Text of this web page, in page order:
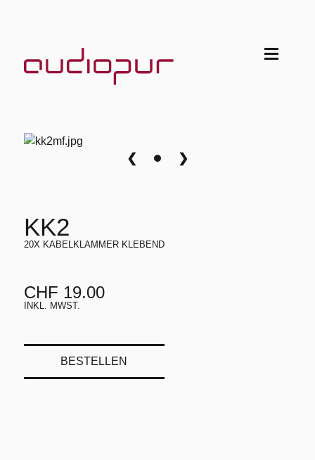
❮ ❯
KK2
20X KABELKLAMMER KLEBEND
CHF 19.00
INKL. MWST.
BESTELLEN